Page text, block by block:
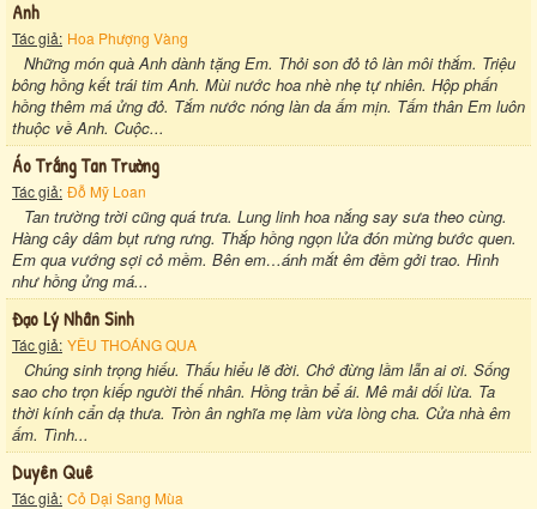
Anh
Tác giả: Hoa Phượng Vàng
Những món quà Anh dành tặng Em. Thỏi son đỏ tô làn môi thắm. Triệu
bông hồng kết trái tim Anh. Mùi nước hoa nhè nhẹ tự nhiên. Hộp phấn
hồng thêm má ửng đỏ. Tắm nước nóng làn da ấm mịn. Tấm thân Em luôn
thuộc về Anh. Cuộc...
Áo Trắng Tan Trường
Tác giả: Đỗ Mỹ Loan
Tan trường trời cũng quá trưa. Lung linh hoa nắng say sưa theo cùng.
Hàng cây dâm bụt rưng rưng. Thắp hồng ngọn lửa đón mừng bước quen.
Em qua vướng sợi cỏ mềm. Bên em…ánh mắt êm đềm gởi trao. Hình
như hồng ửng má...
Đạo Lý Nhân Sinh
Tác giả: YÊU THOÁNG QUA
Chúng sinh trọng hiếu. Thấu hiểu lẽ đời. Chớ đừng lầm lẫn ai ơi. Sống
sao cho trọn kiếp người thế nhân. Hồng trần bể ái. Mê mải dối lừa. Ta
thời kính cẩn dạ thưa. Tròn ân nghĩa mẹ làm vừa lòng cha. Cửa nhà êm
ấm. Tình...
Duyên Quê
Tác giả: Cỏ Dại Sang Mùa